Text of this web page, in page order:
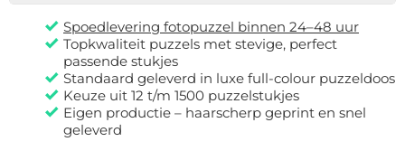
Spoedlevering fotopuzzel binnen 24–48 uur
Topkwaliteit puzzels met stevige, perfect
passende stukjes
Standaard geleverd in luxe full-colour puzzeldoos
Keuze uit 12 t/m 1500 puzzelstukjes
Eigen productie – haarscherp geprint en snel
geleverd